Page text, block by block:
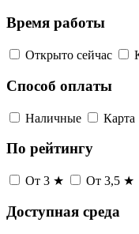
Время работы
Открыто сейчас
Способ оплаты
Наличные Карта
По рейтингу
От 3 ★ От 3,5 ★
Доступная среда